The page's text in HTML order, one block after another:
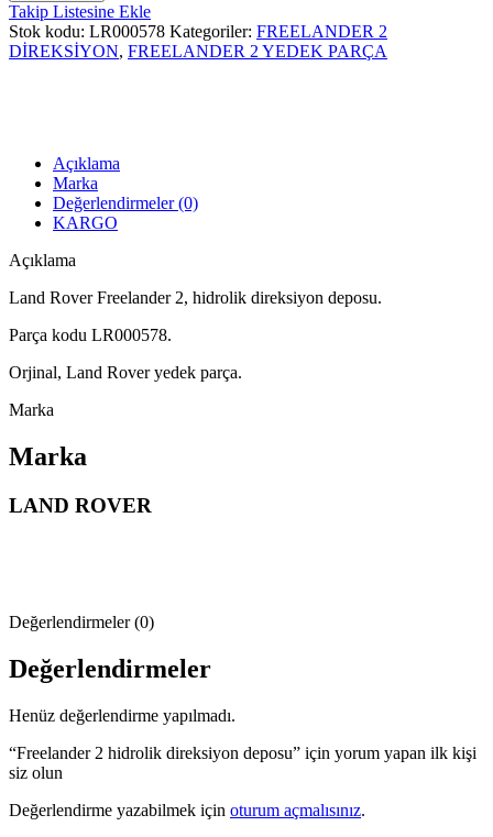
Takip Listesine Ekle
Stok kodu: LR000578 Kategoriler: FREELANDER 2
DİREKSİYON, FREELANDER 2 YEDEK PARÇA
Açıklama
Marka
Değerlendirmeler (0)
KARGO
Açıklama
Land Rover Freelander 2, hidrolik direksiyon deposu.
Parça kodu LR000578.
Orjinal, Land Rover yedek parça.
Marka
Marka
LAND ROVER
Değerlendirmeler (0)
Değerlendirmeler
Henüz değerlendirme yapılmadı.
“Freelander 2 hidrolik direksiyon deposu” için yorum yapan ilk kişi
siz olun
Değerlendirme yazabilmek için oturum açmalısınız.